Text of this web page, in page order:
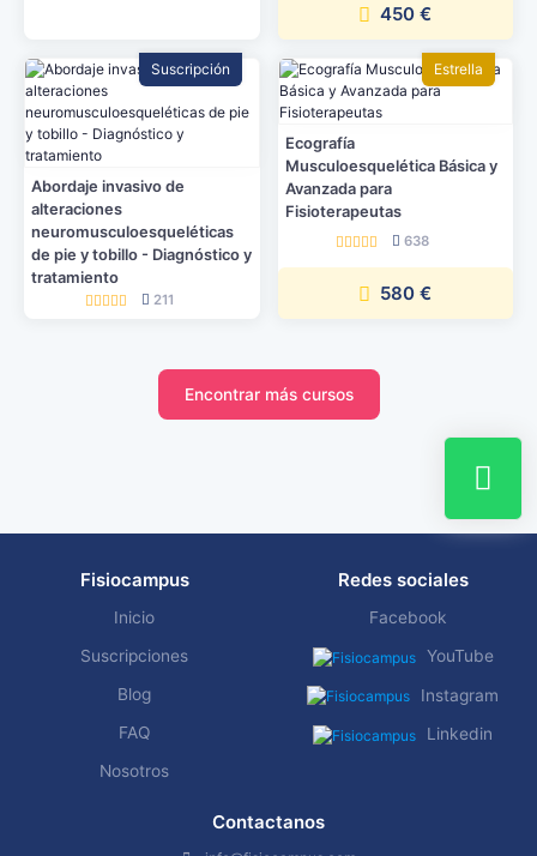
450 €
Suscripción
Abordaje invasivo de
alteraciones
neuromusculoesqueléticas
de pie y tobillo - Diagnóstico y
tratamiento
211
Estrella
Ecografía
Musculoesquelética Básica y
Avanzada para
Fisioterapeutas
638
580 €
Encontrar más cursos
Fisiocampus
Inicio
Suscripciones
Blog
FAQ
Nosotros
Redes sociales
Facebook
YouTube
Instagram
Linkedin
Contactanos